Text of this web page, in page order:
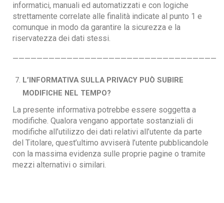
informatici, manuali ed automatizzati e con logiche
strettamente correlate alle finalità indicate al punto 1 e
comunque in modo da garantire la sicurezza e la
riservatezza dei dati stessi.
——————————————————————————————————
L’INFORMATIVA SULLA PRIVACY PUÒ SUBIRE
MODIFICHE NEL TEMPO?
La presente informativa potrebbe essere soggetta a
modifiche. Qualora vengano apportate sostanziali di
modifiche all’utilizzo dei dati relativi all’utente da parte
del Titolare, quest’ultimo avviserà l’utente pubblicandole
con la massima evidenza sulle proprie pagine o tramite
mezzi alternativi o similari.